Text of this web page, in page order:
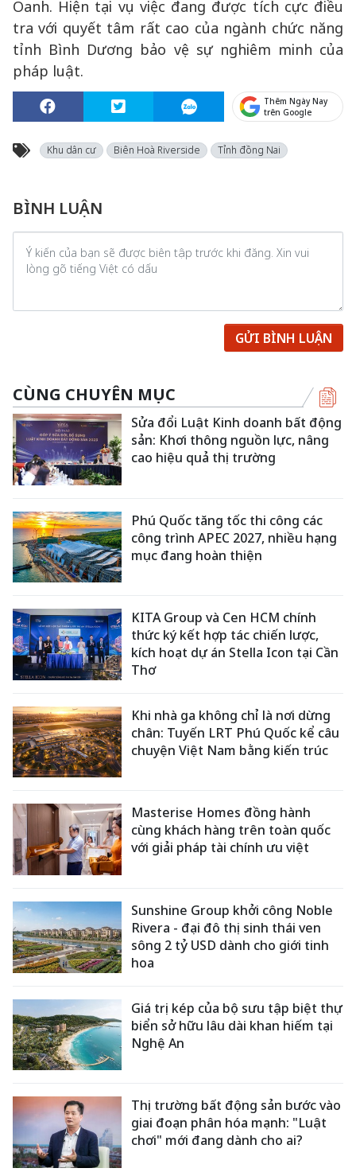
Oanh. Hiện tại vụ việc đang được tích cực điều
tra với quyết tâm rất cao của ngành chức năng
tỉnh Bình Dương bảo vệ sự nghiêm minh của
pháp luật.
Thêm Ngày Nay
trên Google
Khu dân cư Biên Hoà Riverside Tỉnh đồng Nai
BÌNH LUẬN
GỬI BÌNH LUẬN
CÙNG CHUYÊN MỤC
Sửa đổi Luật Kinh doanh bất động
sản: Khơi thông nguồn lực, nâng
cao hiệu quả thị trường
Phú Quốc tăng tốc thi công các
công trình APEC 2027, nhiều hạng
mục đang hoàn thiện
KITA Group và Cen HCM chính
thức ký kết hợp tác chiến lược,
kích hoạt dự án Stella Icon tại Cần
Thơ
Khi nhà ga không chỉ là nơi dừng
chân: Tuyến LRT Phú Quốc kể câu
chuyện Việt Nam bằng kiến trúc
Masterise Homes đồng hành
cùng khách hàng trên toàn quốc
với giải pháp tài chính ưu việt
Sunshine Group khởi công Noble
Rivera - đại đô thị sinh thái ven
sông 2 tỷ USD dành cho giới tinh
hoa
Giá trị kép của bộ sưu tập biệt thự
biển sở hữu lâu dài khan hiếm tại
Nghệ An
Thị trường bất động sản bước vào
giai đoạn phân hóa mạnh: "Luật
chơi" mới đang dành cho ai?